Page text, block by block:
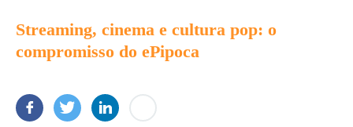
Streaming, cinema e cultura pop: o
compromisso do ePipoca